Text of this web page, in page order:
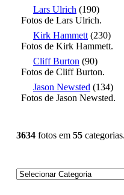
Lars Ulrich (190)
Fotos de Lars Ulrich.
Kirk Hammett (230)
Fotos de Kirk Hammett.
Cliff Burton (90)
Fotos de Cliff Burton.
Jason Newsted (134)
Fotos de Jason Newsted.
3634 fotos em 55 categorias.